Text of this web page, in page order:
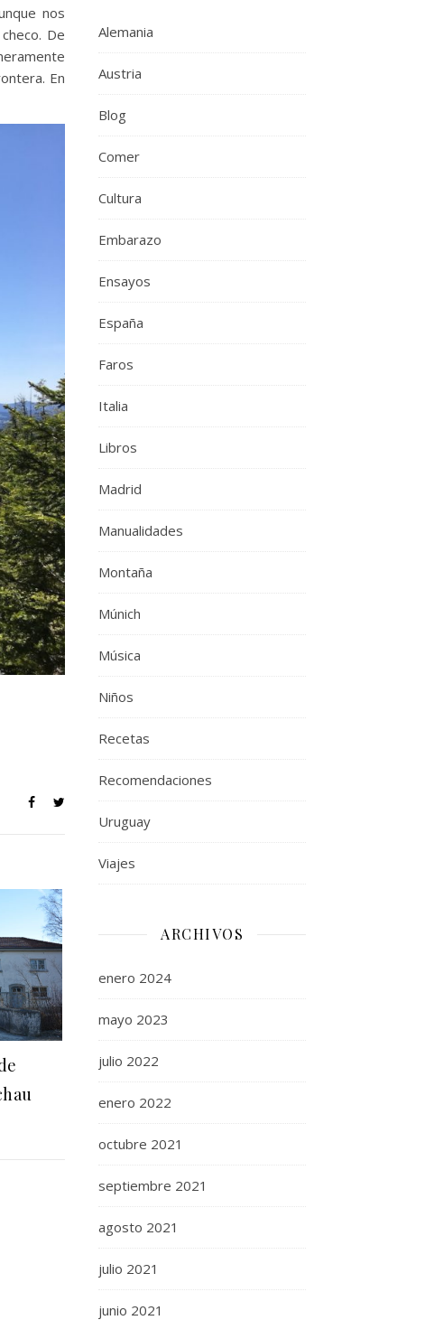
nos
De
En
Alemania
Austria
Blog
Comer
Cultura
Embarazo
Ensayos
España
Faros
Italia
Libros
Madrid
Manualidades
Montaña
Múnich
Música
Niños
Recetas
Recomendaciones
Uruguay
Viajes
ARCHIVOS
enero 2024
mayo 2023
julio 2022
enero 2022
octubre 2021
septiembre 2021
agosto 2021
julio 2021
junio 2021